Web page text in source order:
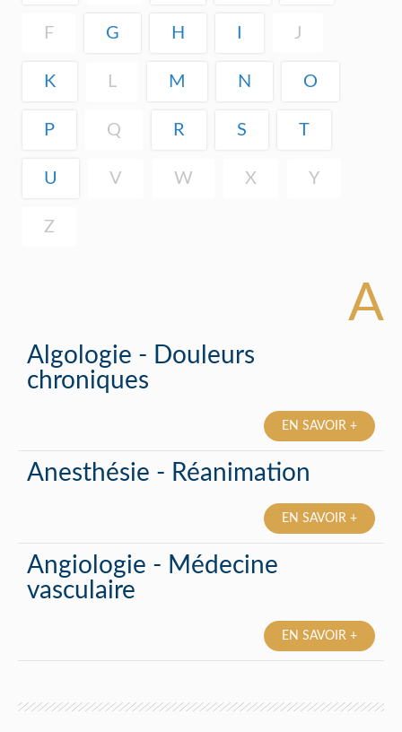
F G H J
K L M N O
P Q R S T
U V W X Y
Z
A
Algologie - Douleurs
chroniques
EN SAVOIR +
Anesthésie - Réanimation
EN SAVOIR +
Angiologie - Médecine
vasculaire
EN SAVOIR +